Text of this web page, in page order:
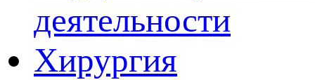
деятельности
Хирургия